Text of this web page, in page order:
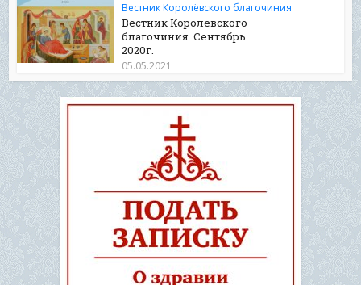
Вестник Королёвского благочиния
Вестник Королёвского
благочиния. Сентябрь
2020г.
05.05.2021